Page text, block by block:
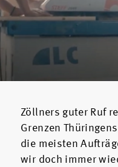
Zöllners guter Ruf
Grenzen
die meisten
wir doch immer